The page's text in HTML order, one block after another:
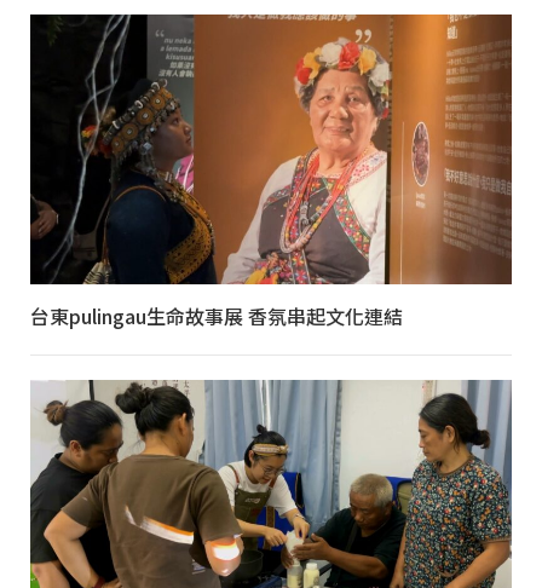
台東pulingau生命故事展 香氛串起文化連結